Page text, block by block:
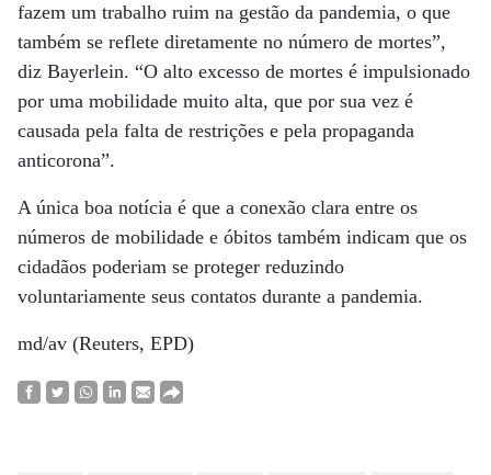
fazem um trabalho ruim na gestão da pandemia, o que
também se reflete diretamente no número de mortes”,
diz Bayerlein. “O alto excesso de mortes é impulsionado
por uma mobilidade muito alta, que por sua vez é
causada pela falta de restrições e pela propaganda
anticorona”.
A única boa notícia é que a conexão clara entre os
números de mobilidade e óbitos também indicam que os
cidadãos poderiam se proteger reduzindo
voluntariamente seus contatos durante a pandemia.
md/av (Reuters, EPD)